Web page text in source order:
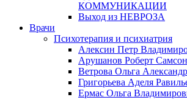
КОММУНИКАЦИИ
Выход из НЕВРОЗА
Врачи
Психотерапия и психиатрия
Алексин Петр
Арушанов Роберт
Ветрова Ольга
Григорьева Аделя
Ермас Ольга